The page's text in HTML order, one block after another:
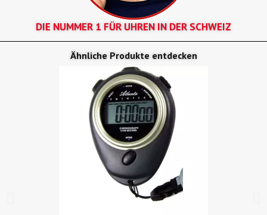
DIE NUMMER 1 FÜR UHREN IN DER SCHWEIZ
Ähnliche Produkte entdecken